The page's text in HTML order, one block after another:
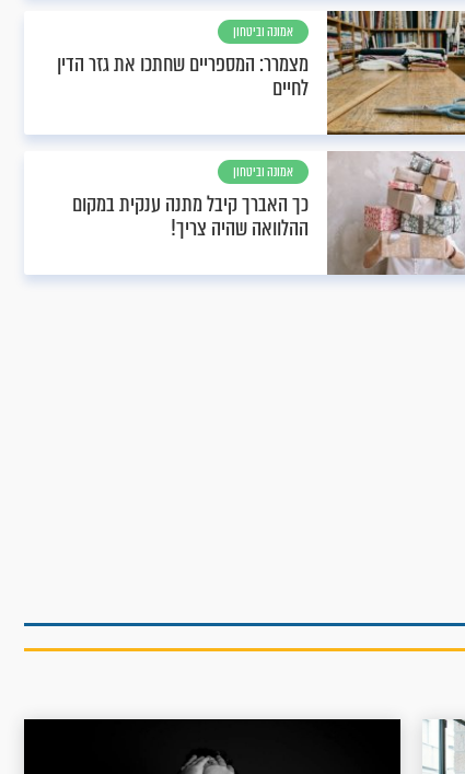
אמונה וביטחון
מצמרר: המספריים שחתכו את גזר הדין
לחיים
אמונה וביטחון
כך האברך קיבל מתנה ענקית במקום
ההלוואה שהיה צריך!